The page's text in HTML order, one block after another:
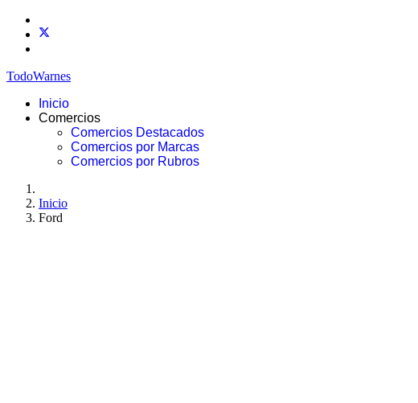
TodoWarnes
Inicio
Comercios
Comercios Destacados
Comercios por Marcas
Comercios por Rubros
Inicio
Ford